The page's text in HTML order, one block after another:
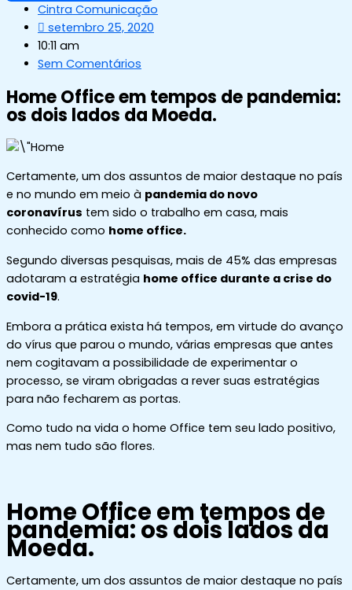
Cintra Comunicação
setembro 25, 2020
10:11 am
Sem Comentários
Home Office em tempos de pandemia:
os dois lados da Moeda.
Certamente, um dos assuntos de maior destaque no país
e no mundo em meio à pandemia do novo
coronavírus tem sido o trabalho em casa, mais
conhecido como home office.
Segundo diversas pesquisas, mais de 45% das empresas
adotaram a estratégia home office durante a crise do
covid-19.
Embora a prática exista há tempos, em virtude do avanço
do vírus que parou o mundo, várias empresas que antes
nem cogitavam a possibilidade de experimentar o
processo, se viram obrigadas a rever suas estratégias
para não fecharem as portas.
Como tudo na vida o home Office tem seu lado positivo,
mas nem tudo são flores.
Home Office em tempos de
pandemia: os dois lados da
Moeda.
Certamente, um dos assuntos de maior destaque no país